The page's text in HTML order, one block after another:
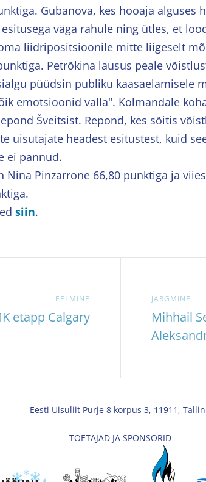
Gubanova, kes hooaja alguses
väga rahule ning ütles, et
liidripositsioonile mitte liigeselt
Petrõkina lausus peale
püüdsin publiku kaasaelamisele
emotsioonid valla". Kolmandale
Šveitsist. Repond, kes sõitis
uisutajate headest esitustest, kuid
ei pannud.
Nina Pinzarrone 66,80 punktiga ja
siin.
EELMINE
etapp Calgary
JÄRGMINE
Mihhail
Eesti Uisuliit Purje 8 korpus 3, 11911,
TOETAJAD JA SPONSORID